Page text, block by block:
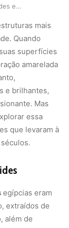
Você sabia que as pirâmides eram brancas quando…
mais
Quando
superfícies
amarelada
e brilhantes,
Mas
essa
que levaram à
egípcias eram
extraídos de
além de